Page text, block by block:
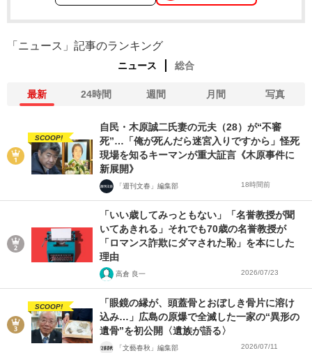
「ニュース」記事のランキング
ニュース 総合
最新 24時間 週間 月間 写真
SCOOP!
自民・木原誠二氏妻の元夫（28）が“不審
死”…「俺が死んだら迷宮入りですから」怪死
現場を知るキーマンが重大証言《木原事件に
新展開》
「週刊文春」編集部 18時間前
「いい歳してみっともない」「名誉教授が聞
いてあきれる」それでも70歳の名誉教授が
「ロマンス詐欺にダマされた恥」を本にした
理由
高倉 良一 2026/07/23
SCOOP!
「眼鏡の縁が、頭蓋骨とおぼしき骨片に溶け
込み…」広島の原爆で全滅した一家の“異形の
遺骨”を初公開〈遺族が語る〉
「文藝春秋」編集部 2026/07/11